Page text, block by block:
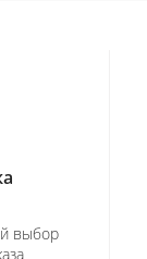
выбор